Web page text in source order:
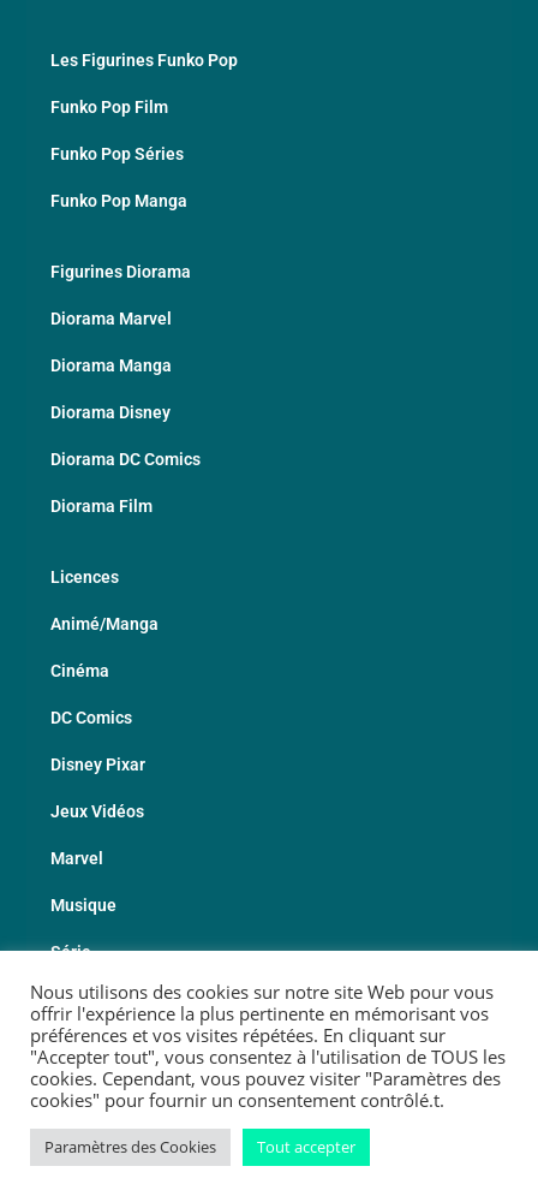
Les Figurines Funko Pop
Funko Pop Film
Funko Pop Séries
Funko Pop Manga
Figurines Diorama
Diorama Marvel
Diorama Manga
Diorama Disney
Diorama DC Comics
Diorama Film
Licences
Animé/Manga
Cinéma
DC Comics
Disney Pixar
Jeux Vidéos
Marvel
Musique
Série
Sport
Les Fabricants
© 2026 Copyright Geekotheque
Nous utilisons des cookies sur notre site Web pour vous
offrir l'expérience la plus pertinente en mémorisant vos
préférences et vos visites répétées. En cliquant sur
"Accepter tout", vous consentez à l'utilisation de TOUS les
cookies. Cependant, vous pouvez visiter "Paramètres des
cookies" pour fournir un consentement contrôlé.t.
Paramètres des Cookies Tout accepter